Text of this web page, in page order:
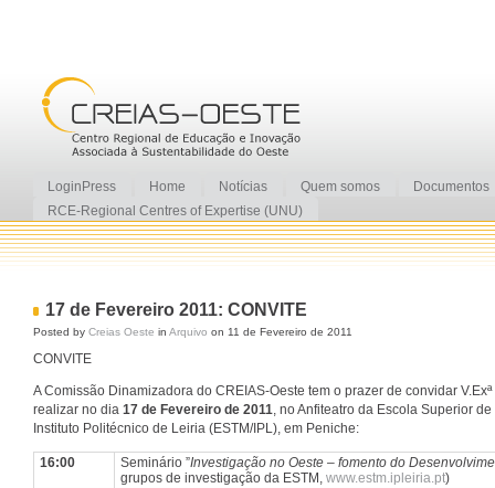
LoginPress Home Notícias Quem somos
Documentos
RCE-Regional Centres of Expertise (UNU)
17 de Fevereiro 2011: CONVITE
Posted by Creias Oeste in Arquivo on 11 de Fevereiro de 2011
CONVITE
A Comissão Dinamizadora do CREIAS-Oeste tem o prazer de convidar
realizar no dia 17 de Fevereiro de 2011, no Anfiteatro da Escola Superior
Instituto Politécnico de Leiria (ESTM/IPL), em Peniche:
16:00 Seminário ”Investigação no Oeste – fomento do
grupos de investigação da ESTM, www.estm.ipleiria.pt)